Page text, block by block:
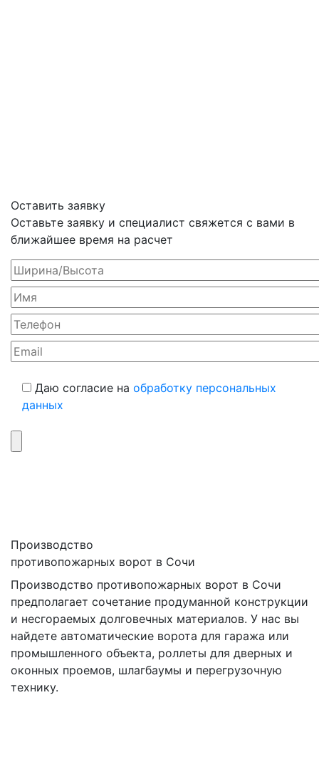
Оставить заявку
Оставьте заявку и специалист свяжется с вами в
ближайшее время на расчет
Даю согласие на обработку персональных
данных
Производство
противопожарных ворот в Сочи
Производство противопожарных ворот в Сочи
предполагает сочетание продуманной конструкции
и несгораемых долговечных материалов. У нас вы
найдете автоматические ворота для гаража или
промышленного объекта, роллеты для дверных и
оконных проемов, шлагбаумы и перегрузочную
технику.